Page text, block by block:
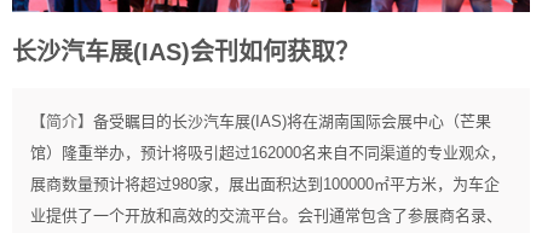
长沙汽车展(IAS)会刊如何获取？
【简介】 备受瞩目的长沙汽车展(IAS)将在湖南国际会展中心（芒果
馆）隆重举办，预计将吸引超过162000名来自不同渠道的专业观众，
展商数量预计将超过980家，展出面积达到100000㎡平方米，为车企
业提供了一个开放和高效的交流平台。会刊通常包含了参展商名录、